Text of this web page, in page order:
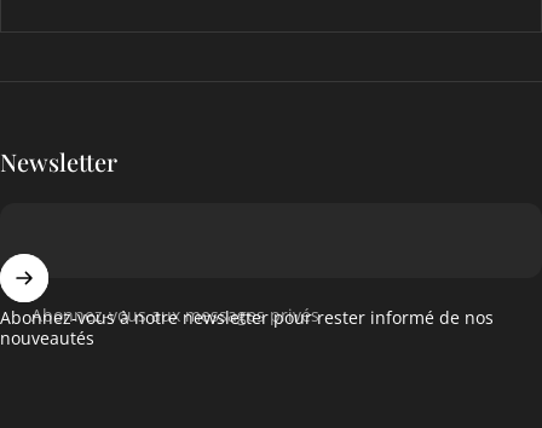
Newsletter
Abonnez-vous aux messages privés
Abonnez-vous à notre newsletter pour rester informé de nos
nouveautés